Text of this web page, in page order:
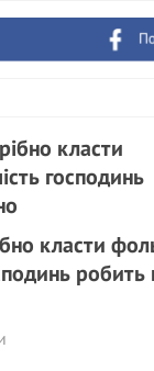
класти
робить